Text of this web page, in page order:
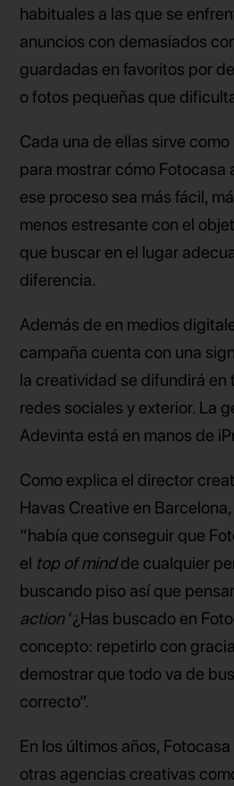
habituales a las que se
anuncios con demasiados
guardadas en favoritos por
o fotos pequeñas que
Cada una de ellas sirve
para mostrar cómo Fotocasa
ese proceso sea más fácil,
menos estresante con el
que buscar en el lugar
diferencia.
Además de en medios
campaña cuenta con una
la creatividad se difundirá en
redes sociales y exterior. La
Adevinta está en manos de
Como explica el director
Havas Creative en
“había que conseguir que
el top of mindde cualquier
buscando piso así que
action‘¿Has buscado en
concepto: repetirlo con
demostrar que todo va de
correcto”.
En los últimos años,
otras agencias creativas